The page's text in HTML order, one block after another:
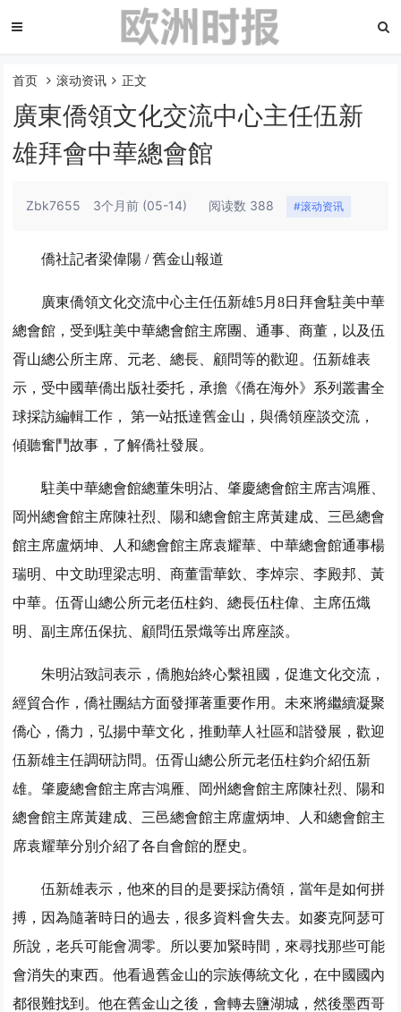
首页 滚动资讯 正文
廣東僑領文化交流中心主任伍新
雄拜會中華總會館
Zbk7655 3个月前 (05-14) 阅读数 388 #滚动资讯
僑社記者梁偉陽 / 舊金山報道
廣東僑領文化交流中心主任伍新雄5月8日拜會駐美中華
總會館，受到駐美中華總會館主席團、通事、商董，以及伍
胥山總公所主席、元老、總長、顧問等的歡迎。伍新雄表
示，受中國華僑出版社委托，承擔《僑在海外》系列叢書全
球採訪編輯工作， 第一站抵達舊金山，與僑領座談交流，
傾聽奮鬥故事，了解僑社發展。
駐美中華總會館總董朱明沾、肇慶總會館主席吉鴻雁、
岡州總會館主席陳社烈、陽和總會館主席黃建成、三邑總會
館主席盧炳坤、人和總會館主席袁耀華、中華總會館通事楊
瑞明、中文助理梁志明、商董雷華欽、李焯宗、李殿邦、黃
中華。伍胥山總公所元老伍柱鈞、總長伍柱偉、主席伍熾
明、副主席伍保抗、顧問伍景熾等出席座談。
朱明沾致詞表示，僑胞始終心繫祖國，促進文化交流，
經貿合作，僑社團結方面發揮著重要作用。未來將繼續凝聚
僑心，僑力，弘揚中華文化，推動華人社區和諧發展，歡迎
伍新雄主任調研訪問。伍胥山總公所元老伍柱鈞介紹伍新
雄。肇慶總會館主席吉鴻雁、岡州總會館主席陳社烈、陽和
總會館主席黃建成、三邑總會館主席盧炳坤、人和總會館主
席袁耀華分別介紹了各自會館的歷史。
伍新雄表示，他來的目的是要採訪僑領，當年是如何拼
搏，因為隨著時日的過去，很多資料會失去。如麥克阿瑟可
所說，老兵可能會凋零。所以要加緊時間，來尋找那些可能
會消失的東西。他看過舊金山的宗族傳統文化，在中國國內
都很難找到。他在舊金山之後，會轉去鹽湖城，然後墨西哥